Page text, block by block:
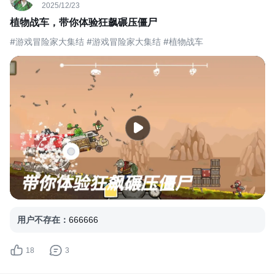
2025/12/23
植物战车，带你体验狂飙碾压僵尸
#游戏冒险家大集结 #游戏冒险家大集结 #植物战车
用户不存在 ： 666666
18 3